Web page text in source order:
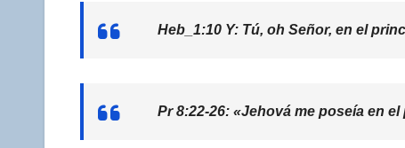
Heb_1:10 Y: Tú, oh Señor, en el
Pr 8:22-26: «Jehová me poseía en